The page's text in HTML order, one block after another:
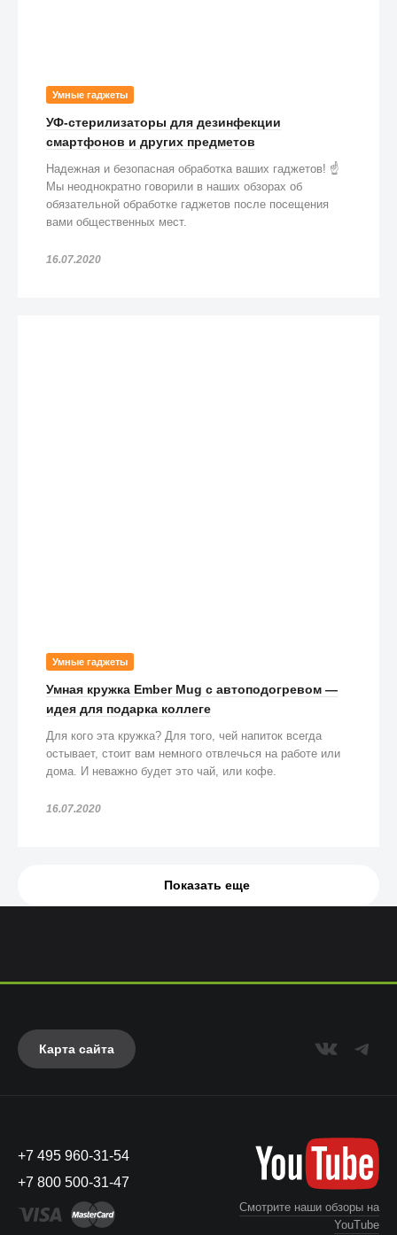
Умные гаджеты
УФ-стерилизаторы для дезинфекции
смартфонов и других предметов
Надежная и безопасная обработка ваших гаджетов! ☝️
Мы неоднократно говорили в наших обзорах об
обязательной обработке гаджетов после посещения
вами общественных мест.
16.07.2020
Умные гаджеты
Умная кружка Ember Mug с автоподогревом —
идея для подарка коллеге
Для кого эта кружка? Для того, чей напиток всегда
остывает, стоит вам немного отвлечься на работе или
дома. И неважно будет это чай, или кофе.
16.07.2020
Показать еще
Карта сайта
+7 495 960-31-54
+7 800 500-31-47
Смотрите наши обзоры на
YouTube